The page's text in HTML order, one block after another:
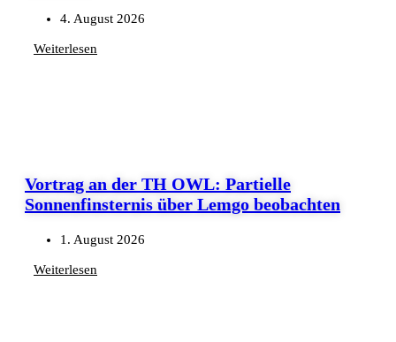
4. August 2026
Weiterlesen
Vortrag an der TH OWL: Partielle
Sonnenfinsternis über Lemgo beobachten
1. August 2026
Weiterlesen